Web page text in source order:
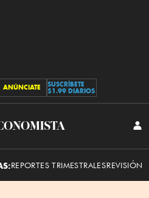
ANÚNCIATE
SUSCRÍBETE
$1.99 DIARIOS
El
REPORTES TRIMESTRALESREVISIÓN